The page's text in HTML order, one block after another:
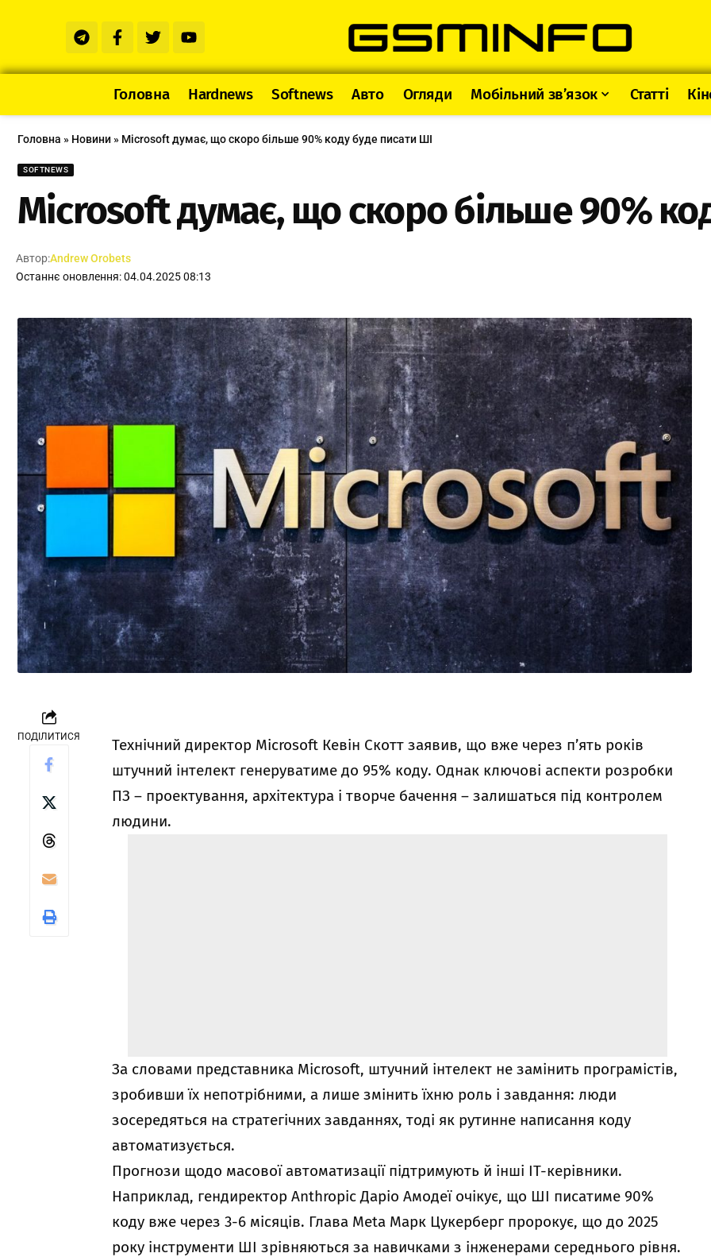
Головна Hardnews Softnews Авто Огляди Мобільний зв’язок Статті
Головна » Новини» Microsoft думає, що скоро більше 90% коду буде писати ШІ
SOFTNEWS
Microsoft думає, що скоро більше 90%
Останнє оновлення: 04.04.2025 08:13
Автор:Andrew Orobets
ПОДІЛИТИСЯ
Технічний директор Microsoft Кевін Скотт заявив, що вже через п’ять років
штучний інтелект генеруватиме до 95% коду. Однак ключові аспекти розробки
ПЗ – проектування, архітектура і творче бачення – залишаться під контролем
людини.
За словами представника Microsoft, штучний інтелект не замінить програмістів,
зробивши їх непотрібними, а лише змінить їхню роль і завдання: люди
зосередяться на стратегічних завданнях, тоді як рутинне написання коду
автоматизується.
Прогнози щодо масової автоматизації підтримують й інші IT-керівники.
Наприклад, гендиректор Anthropic Даріо Амодеї очікує, що ШІ писатиме 90%
коду вже через 3-6 місяців. Глава Meta Марк Цукерберг пророкує, що до 2025
року інструменти ШІ зрівняються за навичками з інженерами середнього рівня.